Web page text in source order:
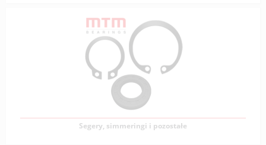
Rolnicze
Łożyska rolnicze muszą charakteryzować się wyjątkową
wytrzymałością oraz zdolnością
Zobacz produkty
Segery, simmeringi i pozostałe